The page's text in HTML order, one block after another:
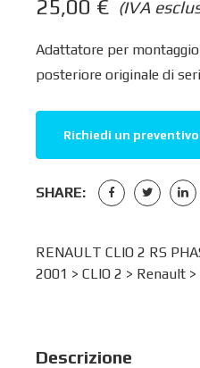
(IVA
25,00 €
Adattatore per montaggio
posteriore originale di
Richiedi un preventivo
SHARE:
RENAULT CLIO 2 RS
2001 > CLIO 2 > Renault >
Descrizione